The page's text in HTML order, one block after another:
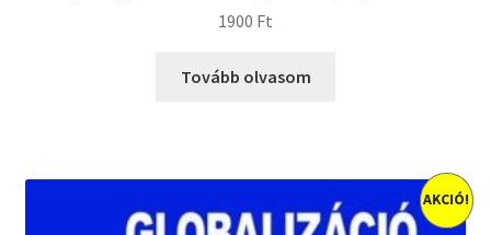
1900 Ft
Tovább olvasom
AKCIÓ!